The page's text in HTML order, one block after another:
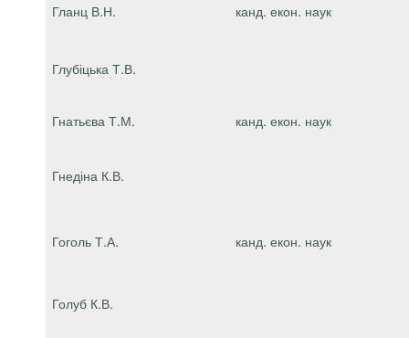
Гланц В.Н. канд. екон. наук
Глубіцька Т.В.
Гнатьєва Т.М. канд. екон. наук
Гнедіна К.В.
Гоголь Т.А. канд. екон. наук
Голуб К.В.